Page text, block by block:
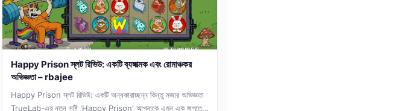
Happy Prison স্লট রিভিউ: একটি ব্যঙ্গাত্মক এবং রোমাঞ্চকর
অভিজ্ঞতা – rbajee
Happy Prison স্লট রিভিউ: একটি অন্ধকারাচ্ছন্ন কিন্তু মজার অভিজ্ঞতা
TrueLab-এর নতুন সৃষ্টি 'Happy Prison' আপনাকে এমন এক জগতে